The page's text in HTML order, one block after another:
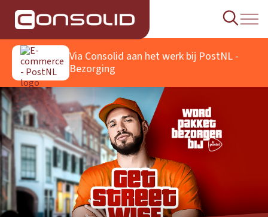
Via Consolid aan het werk bij PostNL -
Bezorging